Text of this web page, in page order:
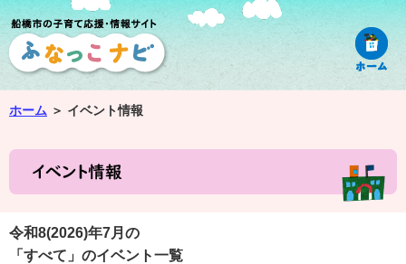
ホーム ＞ イベント情報
令和8(2026)年7月の
「すべて」のイベント一覧